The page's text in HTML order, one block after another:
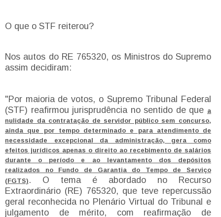
O que o STF reiterou?
Nos autos do RE 765320, os Ministros do Supremo
assim decidiram:
"Por maioria de votos, o Supremo Tribunal Federal
(STF) reafirmou jurisprudência no sentido de que a
nulidade da contratação de servidor público sem concurso,
ainda que por tempo determinado e para atendimento de
necessidade excepcional da administração, gera como
efeitos jurídicos apenas o direito ao recebimento de salários
durante o período e ao levantamento dos depósitos
realizados no Fundo de Garantia do Tempo de Serviço
(FGTS) . O tema é abordado no Recurso
Extraordinário (RE) 765320, que teve repercussão
geral reconhecida no Plenário Virtual do Tribunal e
julgamento de mérito, com reafirmação de